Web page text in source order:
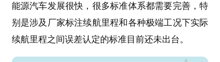
能源汽车发展很快，很多标准体系都需要完善，特
别是涉及厂家标注续航里程和各种极端工况下实际
续航里程之间误差认定的标准目前还未出台。